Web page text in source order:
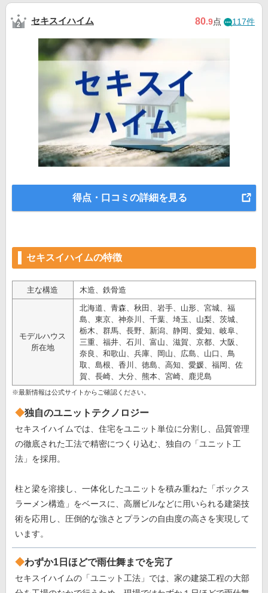
セキスイハイム 80.9点 117件
得点・口コミの詳細を見る
セキスイハイムの特徴
主な構造 木造、鉄骨造
モデルハウス
所在地
北海道、青森、秋田、岩手、山形、宮城、福
島、東京、神奈川、千葉、埼玉、山梨、茨城、
栃木、群馬、長野、新潟、静岡、愛知、岐阜、
三重、福井、石川、富山、滋賀、京都、大阪、
奈良、和歌山、兵庫、岡山、広島、山口、鳥
取、島根、香川、徳島、高知、愛媛、福岡、佐
賀、長崎、大分、熊本、宮崎、鹿児島
※最新情報は公式サイトからご確認ください。
独自のユニットテクノロジー
セキスイハイムでは、住宅をユニット単位に分割し、品質管理
の徹底された工法で精密につくり込む、独自の「ユニット工
法」を採用。
柱と梁を溶接し、一体化したユニットを積み重ねた「ボックス
ラーメン構造」をベースに、高層ビルなどに用いられる建築技
術を応用し、圧倒的な強さとプランの自由度の高さを実現して
います。
わずか1日ほどで雨仕舞までを完了
セキスイハイムの「ユニット工法」では、家の建築工程の大部